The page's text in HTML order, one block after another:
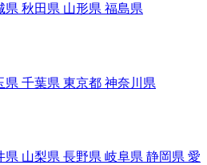
県 秋田県 山形県 福島県
県 千葉県 東京都 神奈川県
県 山梨県 長野県 岐阜県 静岡県 愛